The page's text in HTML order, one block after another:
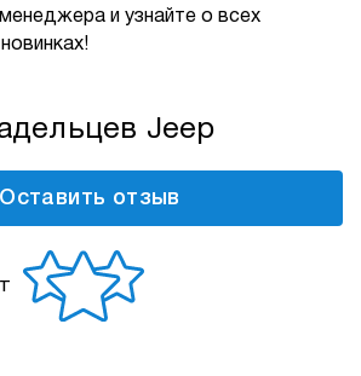
и узнайте о всех
Jeep
Оставить отзыв